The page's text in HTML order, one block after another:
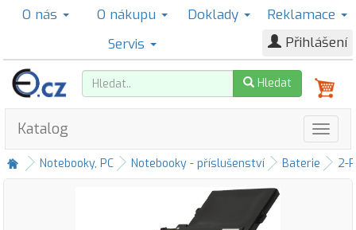
O nás O nákupu Doklady
Reklamace
Servis
Přihlášení
Hledat
Katalog
Notebooky, PC Notebooky - příslušenství Baterie 2-